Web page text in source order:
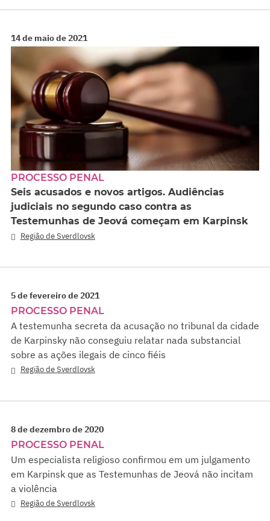
14 de maio de 2021
PROCESSO PENAL
Seis acusados e novos artigos. Audiências
judiciais no segundo caso contra as
Testemunhas de Jeová começam em Karpinsk
Região de Sverdlovsk
5 de fevereiro de 2021
PROCESSO PENAL
A testemunha secreta da acusação no tribunal da cidade
de Karpinsky não conseguiu relatar nada substancial
sobre as ações ilegais de cinco fiéis
Região de Sverdlovsk
8 de dezembro de 2020
PROCESSO PENAL
Um especialista religioso confirmou em um julgamento
em Karpinsk que as Testemunhas de Jeová não incitam
a violência
Região de Sverdlovsk